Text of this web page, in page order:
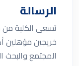
الرسالة
تسعى الكلية من
خريجين مؤهلين
المجتمع والبحث